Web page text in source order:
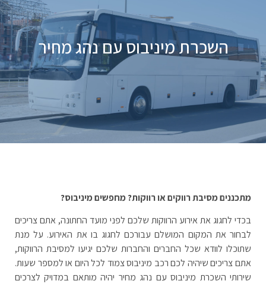
השכרת מיניבוס עם נהג מחיר
מתכננים מסיבת רווקים או רווקות? מחפשים מיניבוס?
בכדי לחגוג את אירוע הרווקות שלכם לפני מועד החתונה, אתם צריכים
לבחור את המקום המושלם עבורכם לחגוג בו את האירוע. על מנת
שתוכלו לוודא שכל החברים והחברות שלכם יגיעו למסיבת הרווקות,
אתם צריכים שיהיה לכם רכב מיניבוס צמוד לכל היום או למספר שעות.
שירותי השכרת מיניבוס עם נהג מחיר יהיה מותאם במדויק לצרכים